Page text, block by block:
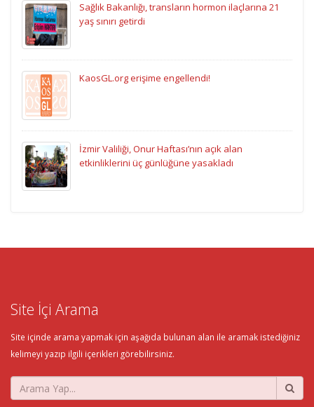
Sağlık Bakanlığı, transların hormon ilaçlarına 21
yaş sınırı getirdi
KaosGL.org erişime engellendi!
İzmir Valiliği, Onur Haftası’nın açık alan
etkinliklerini üç günlüğüne yasakladı
Site İçi Arama
Site içinde arama yapmak için aşağıda bulunan alan ile aramak istediğiniz
kelimeyi yazıp ilgili içerikleri görebilirsiniz.